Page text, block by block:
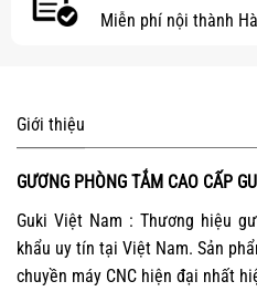
Miễn phí nội thành
Giới thiệu
GƯƠNG PHÒNG TẮM CAO CẤP
Guki Việt Nam : Thương hiệu
khẩu uy tín tại Việt Nam. Sản
chuyền máy CNC hiện đại nhất